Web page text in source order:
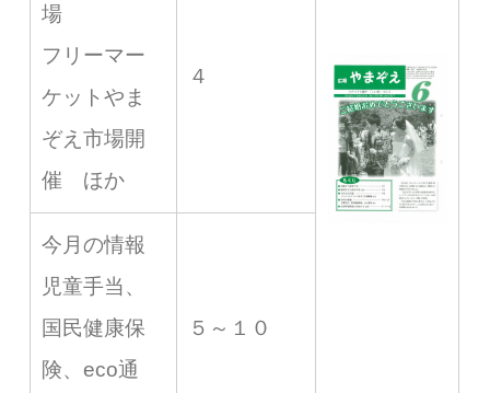
場
フリーマー
ケットやま
ぞえ市場開
催 ほか
４
今月の情報
児童手当、
国民健康保
険、eco通
５～１０